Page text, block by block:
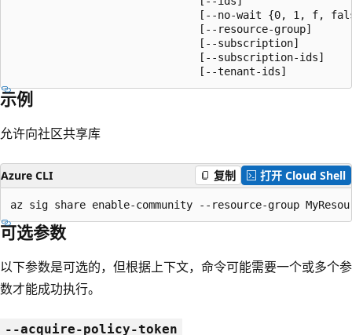
[--no-wait {0, 1, f,
                              [--resource-group]
                              [--subscription]
                              [--subscription-ids]
                              [--tenant-ids]
示例
允许向社区共享库
Azure CLI 复制 打开 Cloud Shell
az sig share enable-community --resource-group
可选参数
以下参数是可选的，但根据上下文，命令可能需要一个或多个参
数才能成功执行。
--acquire-policy-token